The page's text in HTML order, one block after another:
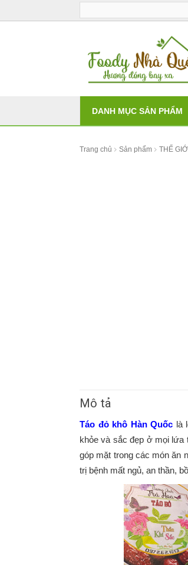
DANH MỤC SẢN PHẨM
Trang chủ Sản phẩm THẾ
Mô tả
Táo đỏ khô Hàn Quốc là
khỏe và sắc đẹp ở mọi lứa
góp mặt trong các món ăn
trị bệnh mất ngủ, an thần,